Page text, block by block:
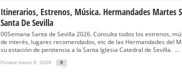
Itinerarios, Estrenos, Música. Hermandades Martes
Santa De Sevilla
00Semana Santa de Sevilla 2026. Consulta todos los estrenos,
de interés, lugares recomendados, etc de las Hermandades del
su estación de penitencia a la Santa Iglesia Catedral de Sevilla. ...
Posted marzo 8, 2026 0